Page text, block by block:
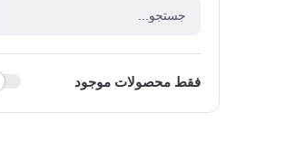
فقط محصولات موجود